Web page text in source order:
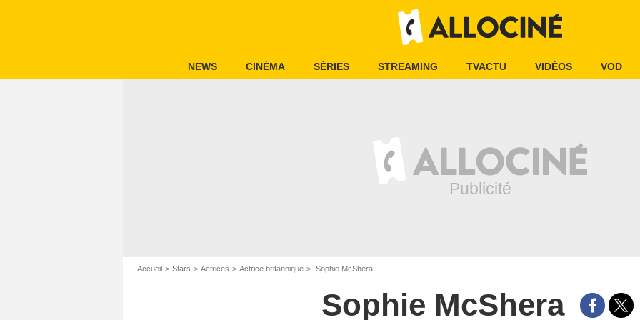
NEWS CINÉMA SÉRIES STREAMING TVACTU VIDÉOS VOD
Accueil Stars Actrices Actrice britannique Sophie McShera
Sophie McShera